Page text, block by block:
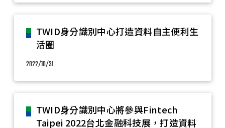
TWID身分識別中心打造資料自主便利生
活圈
2022/10/31
TWID身分識別中心將參與Fintech
Taipei 2022台北金融科技展，打造資料